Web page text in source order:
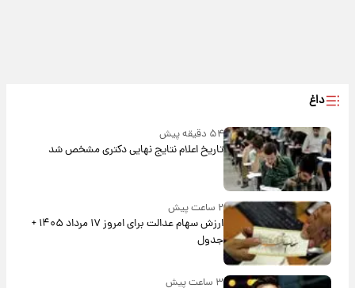
داغ
۵۴ دقیقه پیش
تاریخ اعلام نتایج نهایی دکتری مشخص شد
۲ ساعت پیش
ارزش سهام عدالت برای امروز ۱۷ مرداد ۱۴۰۵ +
جدول
۳ ساعت پیش